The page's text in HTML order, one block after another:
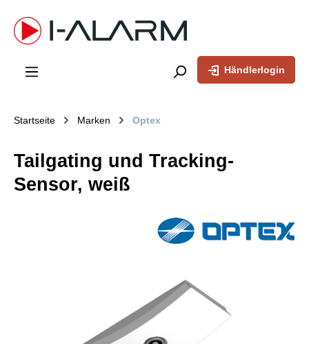
springen
Händlerlogin
Startseite Marken Optex
Tailgating und Tracking-
Sensor, weiß